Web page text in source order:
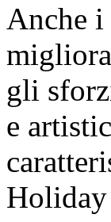
Anche
gli
e
Holiday